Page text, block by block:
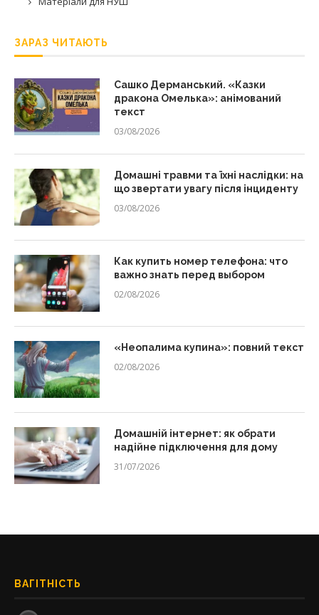
ЗАРАЗ ЧИТАЮТЬ
Сашко Дерманський. «Казки
дракона Омелька»: анімований
текст
03/08/2026
Домашні травми та їхні наслідки: на
що звертати увагу після інциденту
03/08/2026
Как купить номер телефона: что
важно знать перед выбором
02/08/2026
«Неопалима купина»: повний текст
02/08/2026
Домашній інтернет: як обрати
надійне підключення для дому
31/07/2026
ВАГІТНІСТЬ